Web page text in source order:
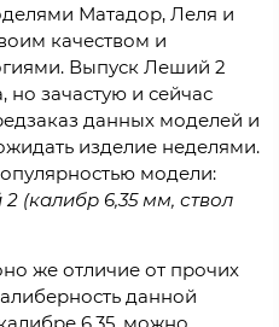
Матадор, Леля и
качеством и
Выпуск Леший 2
но зачастую и сейчас
данных моделей и
изделие неделями.
модели:
(калибр 6,35 мм, ствол
же отличие от прочих
данной
6,35, можно